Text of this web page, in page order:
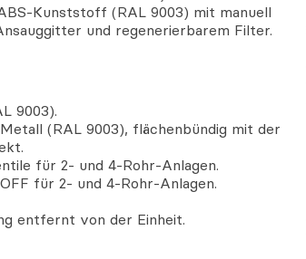
Kunststoff (RAL 9003) mit manuell
und regenerierbarem Filter.
9003).
(RAL 9003), flächenbündig mit der
für 2- und 4-Rohr-Anlagen.
für 2- und 4-Rohr-Anlagen.
entfernt von der Einheit.